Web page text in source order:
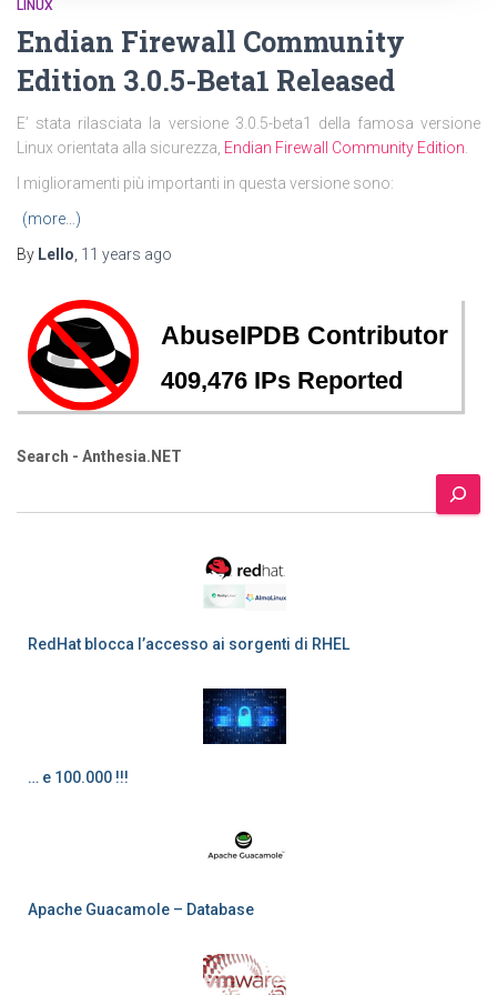
LINUX
Endian Firewall Community
Edition 3.0.5-Beta1 Released
E’ stata rilasciata la versione 3.0.5-beta1 della famosa versione
Linux orientata alla sicurezza, Endian Firewall Community Edition.
I miglioramenti più importanti in questa versione sono:
(more…)
By Lello, 11 years ago
Search - Anthesia.NET
RedHat blocca l’accesso ai sorgenti di RHEL
… e 100.000 !!!
Apache Guacamole – Database